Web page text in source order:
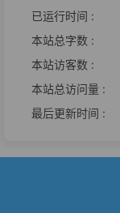
已运行时间 :
本站总字数 :
本站访客数 :
本站总访问量 :
最后更新时间 :